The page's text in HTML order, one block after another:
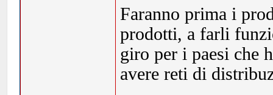
Faranno prima i
prodotti, a farli
giro per i paesi che
avere reti di